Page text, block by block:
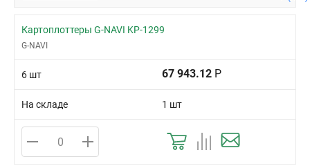
Картоплоттеры G-NAVI KP-1299
G-NAVI
6 шт 67 943.12 Р
На складе 1 шт